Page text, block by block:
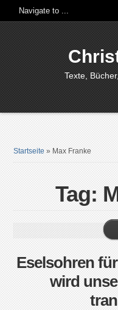
Texte,
Startseite » Max Franke
Tag:
Eselsohren
wird